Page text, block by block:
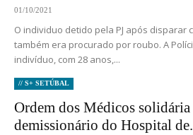
01/10/2021
O individuo detido pela PJ após disparar
também era procurado por roubo. A
indivíduo, com 28 anos,...
// S+ SETÚBAL
Ordem dos Médicos
demissionário do Hospital